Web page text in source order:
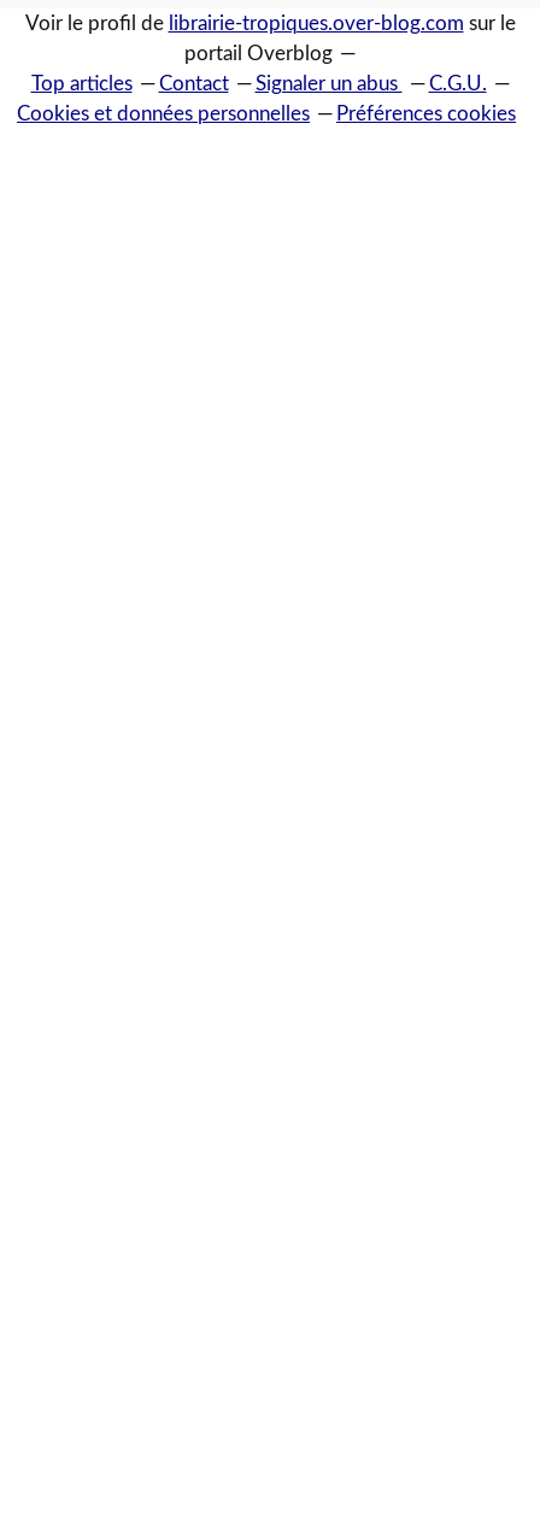
Voir le profil de librairie-tropiques.over-blog.com sur le
portail Overblog
Top articles
Contact Signaler un abus
C.G.U.
Cookies et données personnelles
Préférences cookies